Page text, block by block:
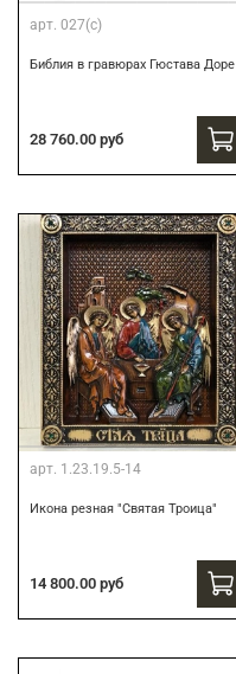
арт. 027(с)
Библия в гравюрах Гюстава Доре
28 760.00 руб
арт. 1.23.19.5-14
Икона резная "Святая Троица"
14 800.00 руб